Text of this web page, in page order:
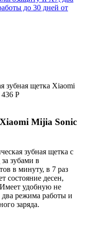
до 30 дней от
зубная щетка Xiaomi
436 Р
Mijia Sonic
зубная щетка с
зубами в
в минуту, в 7 раз
состояние десен,
Имеет удобную не
два режима работы и
заряда.